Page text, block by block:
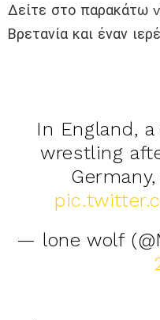
Δείτε στο παρακάτω
Βρετανία και έναν
In England,
wrestling
— lone wolf